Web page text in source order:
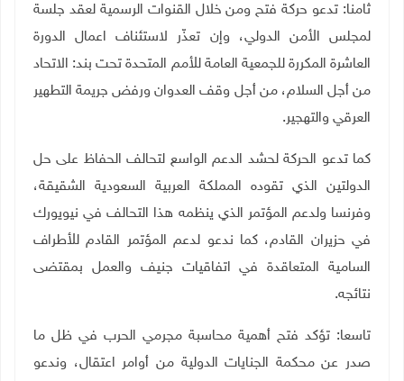
ثامنا: تدعو حركة فتح ومن خلال القنوات الرسمية لعقد جلسة
لمجلس الأمن الدولي، وإن تعذّر لاستئناف اعمال الدورة
العاشرة المكررة للجمعية العامة للأمم المتحدة تحت بند: الاتحاد
من أجل السلام، من أجل وقف العدوان ورفض جريمة التطهير
العرقي والتهجير.
كما تدعو الحركة لحشد الدعم الواسع لتحالف الحفاظ على حل
الدولتين الذي تقوده المملكة العربية السعودية الشقيقة،
وفرنسا ولدعم المؤتمر الذي ينظمه هذا التحالف في نيويورك
في حزيران القادم، كما ندعو لدعم المؤتمر القادم للأطراف
السامية المتعاقدة في اتفاقيات جنيف والعمل بمقتضى
نتائجه.
تاسعا: تؤكد فتح أهمية محاسبة مجرمي الحرب في ظل ما
صدر عن محكمة الجنايات الدولية من أوامر اعتقال، وندعو